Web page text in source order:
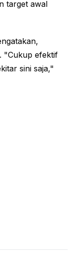
target awal
"Cukup efektif
sini saja,"